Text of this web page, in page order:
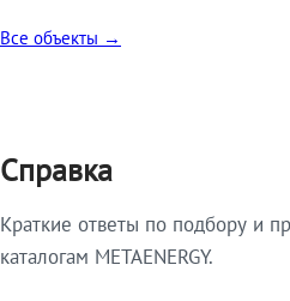
Все объекты →
Справка
Краткие ответы по подбору и
каталогам METAENERGY.